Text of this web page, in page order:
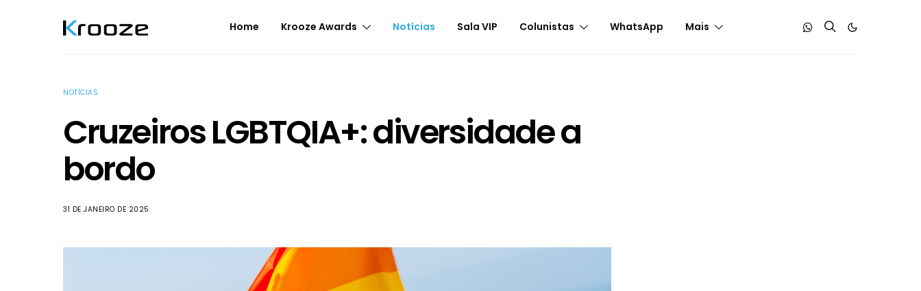
Home Krooze Awards Notícias Sala VIP Colunistas WhatsApp Mais
NOTÍCIAS
Cruzeiros LGBTQIA+: diversidade a
bordo
31 DE JANEIRO DE 2025